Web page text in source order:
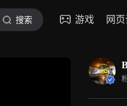
搜索 游戏 网